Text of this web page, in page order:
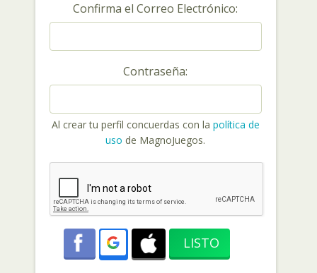
Confirma el Correo Electrónico:
Contraseña:
Al crear tu perfil concuerdas con la política de
uso de MagnoJuegos.